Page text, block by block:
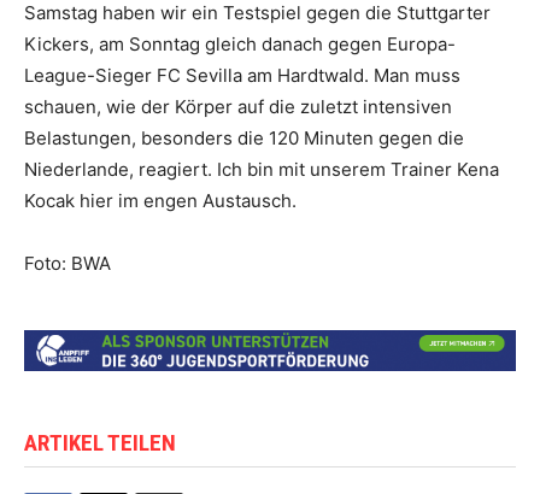
Samstag haben wir ein Testspiel gegen die Stuttgarter
Kickers, am Sonntag gleich danach gegen Europa-
League-Sieger FC Sevilla am Hardtwald. Man muss
schauen, wie der Körper auf die zuletzt intensiven
Belastungen, besonders die 120 Minuten gegen die
Niederlande, reagiert. Ich bin mit unserem Trainer Kena
Kocak hier im engen Austausch.
Foto: BWA
ARTIKEL TEILEN